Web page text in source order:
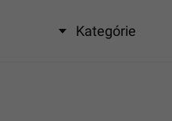
Kategórie